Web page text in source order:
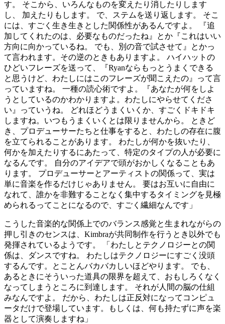
す。 そこから、いろんなものを変えたり消したりします
し、 加えたりもします。 で、ステムを送り返します。 そこ
には、すごく生き生きとした関係性があるんですよ。 『追
加してくれたのは、必要なものだったね』とか『これはいい
方向に向かっているね。 でも、別の音で試させて』とかっ
て言われます。その逆のときもありますよ。 ハイハットの
ひどいフレーズを送って、『Ryanならもっとうまくできる
と思うけど、わたしにはこのフレーズが聞こえたの』って言
っていますね。 一種の読心術ですよ。『あなたが何をしよ
うとしているのかわかりますよ。わたしにやらせてくださ
い』っていうね。 どれほどうまくいくか、すごくドキドキ
しますね。いつもうまくいくとは限りませんから。 ときど
き、プロデューサーたちと仕事をすると、わたしの存在に腹
を立てられることがあります。 わたしが何かを抜いたり、
何かを加えたりするにあたって、特定のタイプの人が必要に
なるんです。 自分のアイデアで頭がおかしくなることもあ
ります。 プロデューサーとアーティストの関係って、実は
単に音楽を作るだけじゃありません。 要はお互いに自由に
なれて、誰かを非難することなく集中するタイミングを見極
められるってことになるので、すごく繊細なんです」
こうした音楽的な関係上でのバランス感覚と生まれながらの
押し引きのセンスは、Kimbraが共同制作を行うとき以外でも
発揮されているようです。 「わたしとテクノロジーとの関
係は、ダンスですね。 わたしはテクノロジーにすごく没頭
するんです。とことんバカバカしいほどやります。 でも、
あるときにそういった道具の限界を超えて、おもしろくなく
なってしまうところに到達します。 それが人間の脳の仕組
みなんですよ。 だから、わたしは正反対になってコンピュ
ータだけで登場しています。もしくは、何も持たずに声を楽
器として演奏しますね」